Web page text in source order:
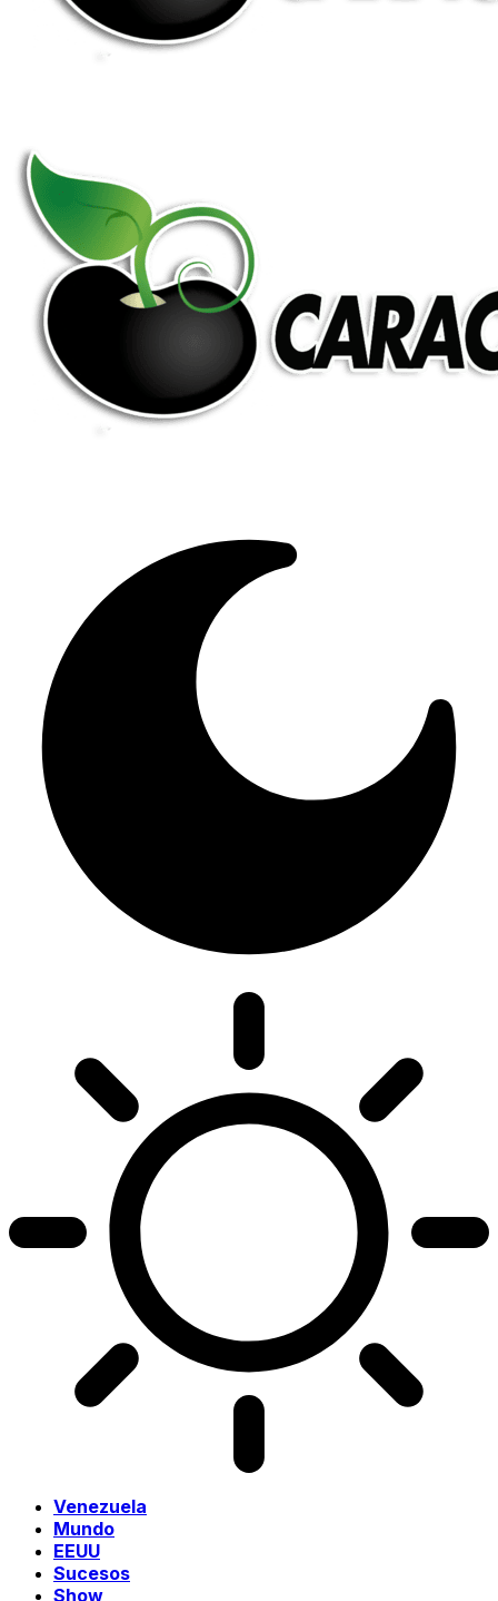
Venezuela
Mundo
EEUU
Sucesos
Show